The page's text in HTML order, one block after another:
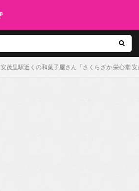
安茂里駅近くの和菓子屋さん「さくらざか 栄心堂